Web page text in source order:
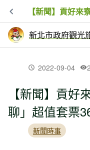
新北市政府觀光
最新文章
【
集
2022-09-04
【新聞】貢好
聊」超值套票
新聞時事